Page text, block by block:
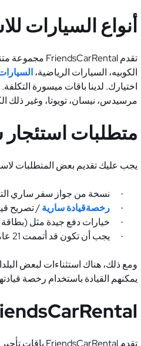
أنواع السيارات
تقدمFriendsCarRental مجموعة
الكوبيه، السيارات الرياضية،
اختيارك. لدينا باقات ميسورة
مرسيدس، نيسان، تويوتا، وغير ذلك
متطلبات استئجار
يجب عليك تقديم بعض المتطلبات
· نسخة من جواز سفر ساري
· رخصةقيادة سارية/ تصريح
· خيارات دفع جيدة مثل (بطاقة
· يجب أن تكون قد أتممت 21 عامًا.
ومع ذلك، هناك استثناءات لبعض البلدان
يمكنهم القيادة باستخدام رخصة
تقدمFriendsCarRental باقات